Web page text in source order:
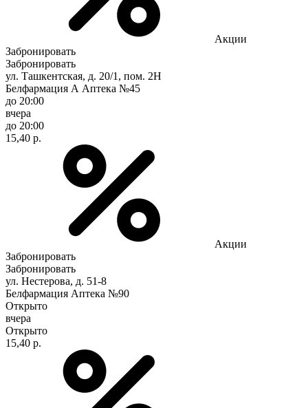
Акции
Забронировать
Забронировать
ул. Ташкентская, д. 20/1, пом. 2Н
Белфармация А Аптека №45
до 20:00
вчера
до 20:00
15,40 р.
Акции
Забронировать
Забронировать
ул. Нестерова, д. 51-8
Белфармация Аптека №90
Открыто
вчера
Открыто
15,40 р.